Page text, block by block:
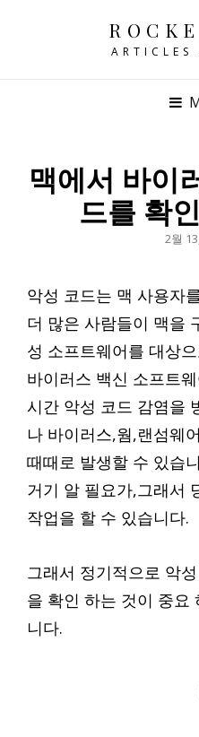
ARTICLES
맥에서 바이
드를 확
2월
악성 코드는 맥 사용자
더 많은 사람들이 맥을
성 소프트웨어를 대상
바이러스 백신 소프트
시간 악성 코드 감염을
나 바이러스,웜,랜섬웨
때때로 발생할 수 있습
거기 알 필요가,그래서
작업을 할 수 있습니다.
그래서 정기적으로 악
을 확인 하는 것이 중요
니다.